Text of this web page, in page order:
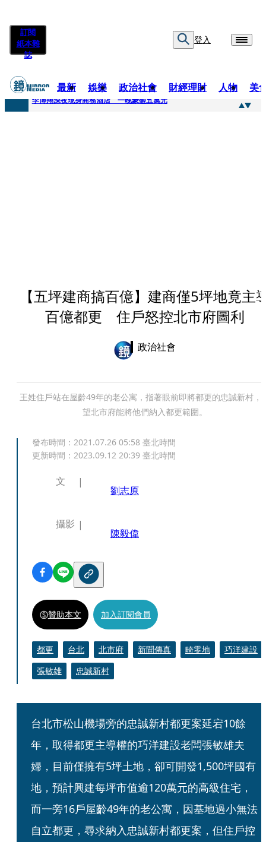
訂閱
紙本雜
誌
登入
最新 娛樂 政治社會 財經理財 人物 美
快訊
李博翔深夜現身商務酒店 一晚豪砸五萬元
【五坪建商搞百億】建商僅5坪地竟主
百億都更 住戶怒控北市府圖利
政治社會
王姓住戶站在屋齡49年的老公寓，指著眼前即將都更的忠誠新村，
望北市府能將他們納入都更範圍。
發布時間： 2021.07.26 05:58 臺北時間
更新時間： 2023.09.12 20:39 臺北時間
文
劉志原
攝影
陳毅偉
贊助本文 加入訂閱會員
都更 台北 北市府 新聞傳真 畸零地
巧洋建設
張敏雄
忠誠新村
台北市松山機場旁的忠誠新村都更案延宕10餘
年，取得都更主導權的巧洋建設老闆張敏雄夫
婦，目前僅擁有5坪土地，卻可開發1,500坪國有
地，預計興建每坪市值逾120萬元的高級住宅，
而一旁16戶屋齡49年的老公寓，因基地過小無法
自立都更，尋求納入忠誠新村都更案，但住戶控